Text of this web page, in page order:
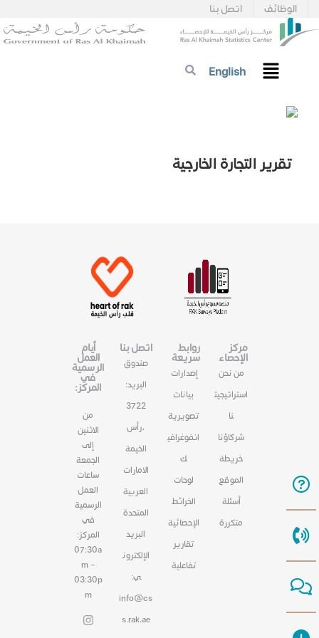
اتصل بنا الوظائف
English
تقرير التجارة الخارجية
مركز
الإحصاء
من نحن
استراتيجيت
نا
شركاؤنا
خريطة
الموقع
أسئلة
متكررة
روابط
سريعة
إصدارات
بيانات
تصويرية
انفوغرافي
ك
لوحات
الخرائط
الإحصائية
تقارير
تفاعلية
اتصل بنا
صندوق
البريد:
3722
،رأس
الخيمة
الامارات
العربية
المتحدة
البريد
الإلكترون
ي:
info@cs
s.rak.ae
أيام
العمل
الرسمية
في
المركز:
من
الاثنين
إلى
الجمعة
ساعات
العمل
الرسمية
في
المركز:
07:30a
m –
03:30p
m